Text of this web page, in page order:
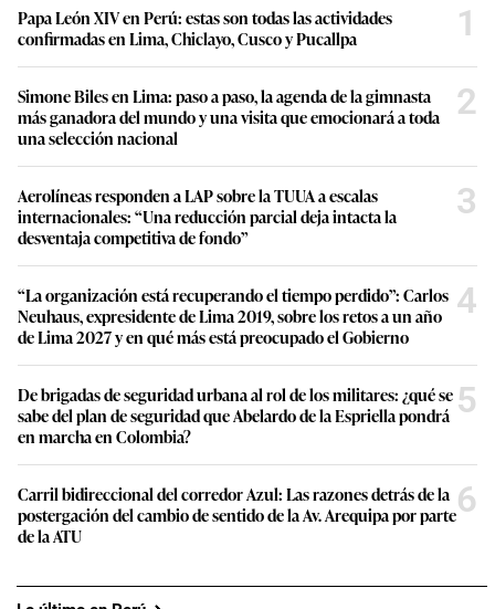
n
d
Papa León XIV en Perú: estas son todas las actividades
confirmadas en Lima, Chiclayo, Cusco y Pucallpa
1
Simone Biles en Lima: paso a paso, la agenda de la gimnasta
más ganadora del mundo y una visita que emocionará a toda
una selección nacional
2
Aerolíneas responden a LAP sobre la TUUA a escalas
internacionales: “Una reducción parcial deja intacta la
desventaja competitiva de fondo”
3
“La organización está recuperando el tiempo perdido”: Carlos
Neuhaus, expresidente de Lima 2019, sobre los retos a un año
de Lima 2027 y en qué más está preocupado el Gobierno
4
De brigadas de seguridad urbana al rol de los militares: ¿qué se
sabe del plan de seguridad que Abelardo de la Espriella pondrá
en marcha en Colombia?
5
Carril bidireccional del corredor Azul: Las razones detrás de la
postergación del cambio de sentido de la Av. Arequipa por parte
de la ATU
6